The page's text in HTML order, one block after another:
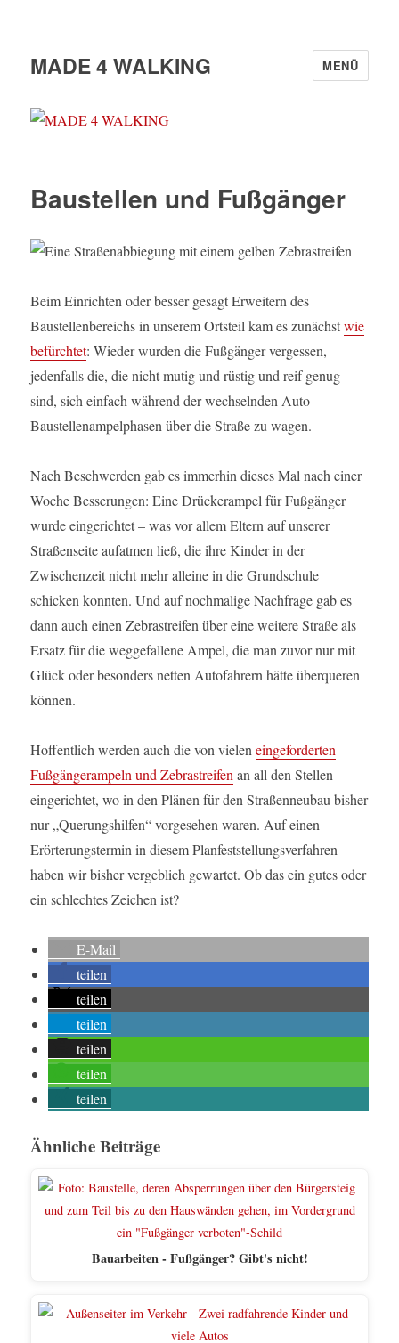
MADE 4 WALKING MENÜ
Baustellen und Fußgänger
Beim Einrichten oder besser gesagt Erweitern des
Baustellenbereichs in unserem Ortsteil kam es zunächstwie
befürchtet: Wieder wurden die Fußgänger vergessen,
jedenfalls die, die nicht mutig und rüstig und reif genug
sind, sich einfach während der wechselnden Auto-
Baustellenampelphasen über die Straße zu wagen.
Nach Beschwerden gab es immerhin dieses Mal nach einer
Woche Besserungen: Eine Drückerampel für Fußgänger
wurde eingerichtet – was vor allem Eltern auf unserer
Straßenseite aufatmen ließ, die ihre Kinder in der
Zwischenzeit nicht mehr alleine in die Grundschule
schicken konnten. Und auf nochmalige Nachfrage gab es
dann auch einen Zebrastreifen über eine weitere Straße als
Ersatz für die weggefallene Ampel, die man zuvor nur mit
Glück oder besonders netten Autofahrern hätte überqueren
können.
Hoffentlich werden auch die von vieleneingeforderten
Fußgängerampeln und Zebrastreifenan all den Stellen
eingerichtet, wo in den Plänen für den Straßenneubau bisher
nur „Querungshilfen“ vorgesehen waren. Auf einen
Erörterungstermin in diesem Planfeststellungsverfahren
haben wir bisher vergeblich gewartet. Ob das ein gutes oder
ein schlechtes Zeichen ist?
E-Mail
teilen
teilen
teilen
teilen
teilen
teilen
Ähnliche Beiträge
Bauarbeiten - Fußgänger? Gibt's nicht!